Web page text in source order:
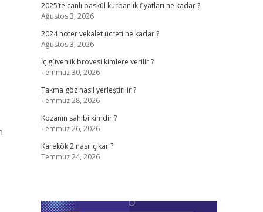
2025’te canlı baskül kurbanlık fiyatları ne kadar ?
Ağustos 3, 2026
2024 noter vekalet ücreti ne kadar ?
Ağustos 3, 2026
İç güvenlik brovesi kimlere verilir ?
Temmuz 30, 2026
Takma göz nasıl yerleştirilir ?
Temmuz 28, 2026
Kozanın sahibi kimdir ?
Temmuz 26, 2026
Karekök 2 nasıl çıkar ?
Temmuz 24, 2026